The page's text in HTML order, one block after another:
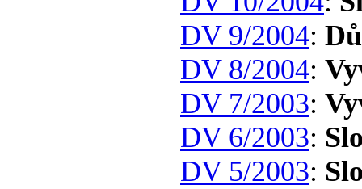
DV 9/2004:
DV 8/2004:
DV 7/2003:
DV 6/2003:
DV 5/2003: